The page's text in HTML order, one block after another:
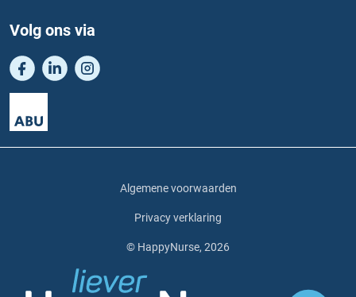
Volg ons via
Algemene voorwaarden
Privacy verklaring
© HappyNurse, 2026